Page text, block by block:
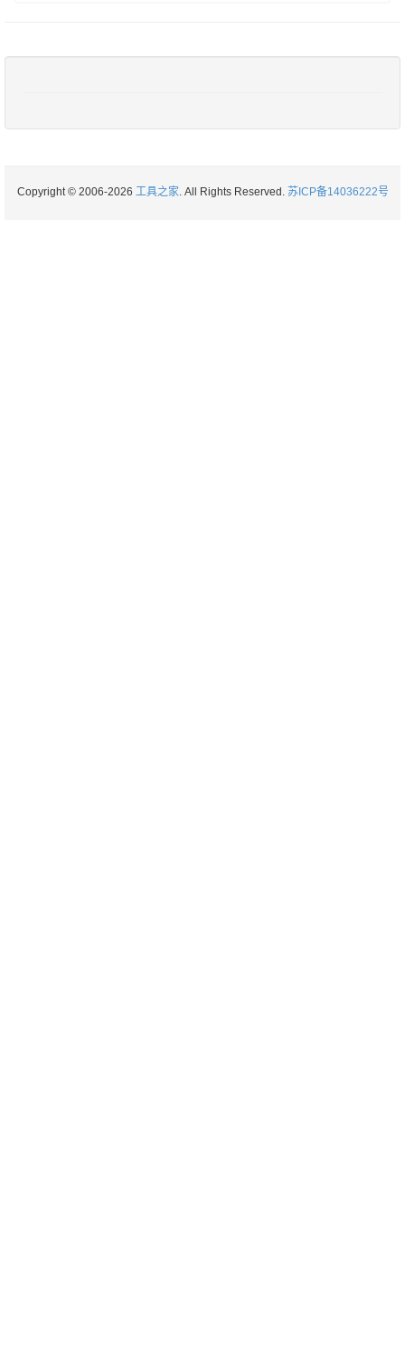
Copyright © 2006-2026 工具之家. All Rights Reserved. 苏ICP备14036222号